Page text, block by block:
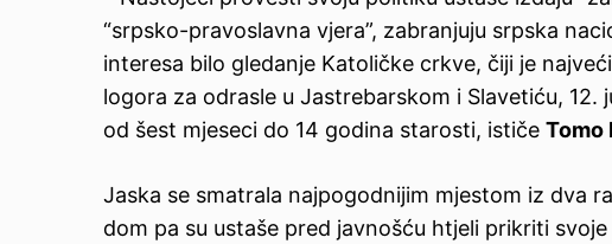
“srpsko-pravoslavna vjera”, zabranjuju srpska
interesa bilo gledanje Katoličke crkve, čiji je
logora za odrasle u Jastrebarskom i Slavetiću,
od šest mjeseci do 14 godina starosti, ističe Tomo
Jaska se smatrala najpogodnijim mjestom iz dva
dom pa su ustaše pred javnošću htjeli prikriti